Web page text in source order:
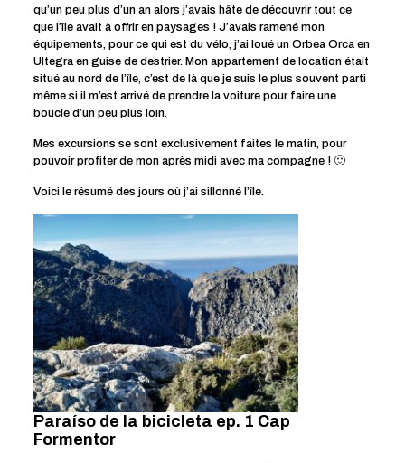
qu’un peu plus d’un an alors j’avais hâte de découvrir tout ce
que l’île avait à offrir en paysages ! J’avais ramené mon
équipements, pour ce qui est du vélo, j’ai loué un Orbea Orca en
Ultegra en guise de destrier. Mon appartement de location était
situé au nord de l’île, c’est de là que je suis le plus souvent parti
même si il m’est arrivé de prendre la voiture pour faire une
boucle d’un peu plus loin.
Mes excursions se sont exclusivement faites le matin, pour
pouvoir profiter de mon après midi avec ma compagne ! 🙂
Voici le résumé des jours où j’ai sillonné l’île.
Paraíso de la bicicleta ep. 1 Cap
Formentor